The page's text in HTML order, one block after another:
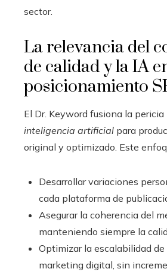
sector.
La relevancia del
de calidad y la IA
posicionamiento
El Dr. Keyword fusiona la
inteligencia artificial para
original y optimizado. Este
Desarrollar variaciones
cada plataforma de
Asegurar la coherencia del
manteniendo siempre la
Optimizar la escalabilidad
marketing digital, sin